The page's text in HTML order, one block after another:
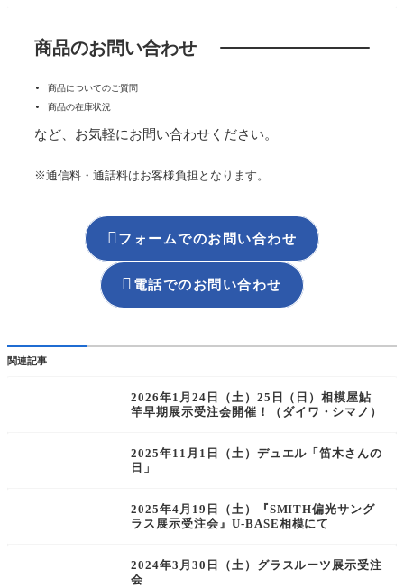
商品のお問い合わせ
商品についてのご質問
商品の在庫状況
など、お気軽にお問い合わせください。
※通信料・通話料はお客様負担となります。
 フォームでのお問い合わせ
 電話でのお問い合わせ
関連記事
2026年1月24日（土）25日（日）相模屋鮎
竿早期展示受注会開催！（ダイワ・シマノ）
2025年11月1日（土）デュエル「笛木さんの
日」
2025年4月19日（土）『SMITH偏光サング
ラス展示受注会』U-BASE相模にて
2024年3月30日（土）グラスルーツ展示受注
会